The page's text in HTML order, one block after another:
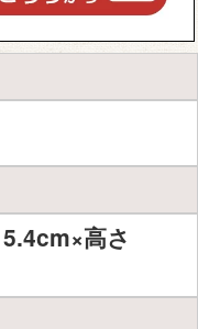
高さ